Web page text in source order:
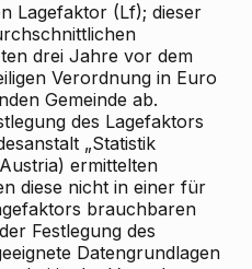
Lagefaktor (Lf); dieser
drei Jahre vor dem
Verordnung in Euro
Gemeinde ab.
des Lagefaktors
„Statistik
ermittelten
diese nicht in einer für
brauchbaren
Festlegung des
Datengrundlagen